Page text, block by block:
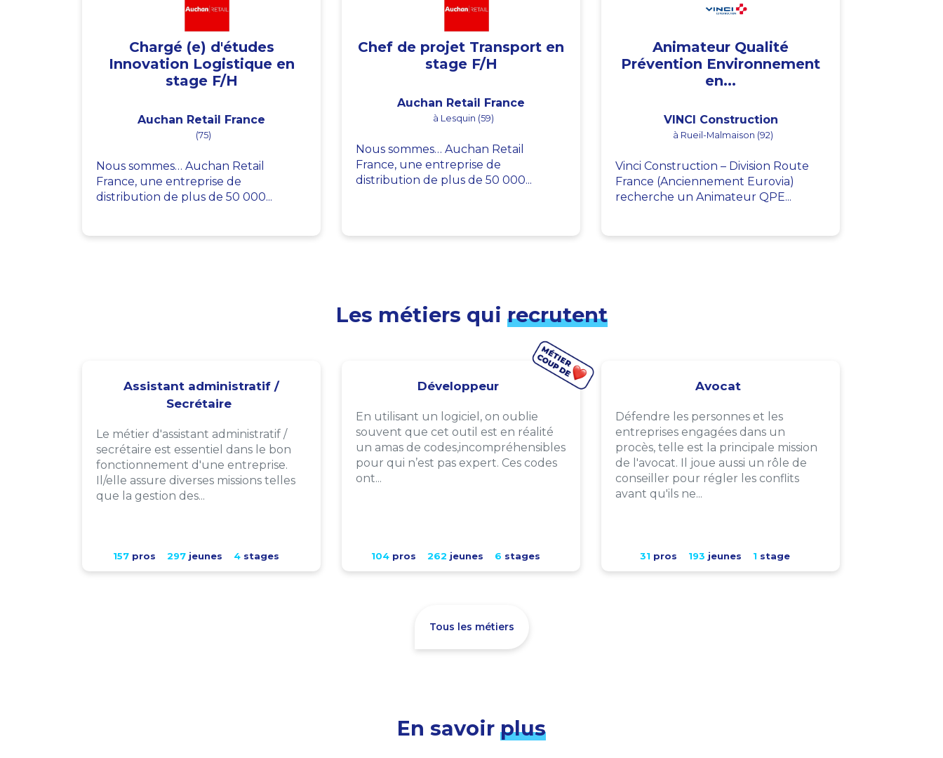
Chargé (e) d'études
Innovation Logistique en
stage F/H
Auchan Retail France
(75)
Nous sommes… Auchan Retail
France, une entreprise de
distribution de plus de 50 000...
Chef de projet Transport en
stage F/H
Auchan Retail France
à Lesquin (59)
Nous sommes… Auchan Retail
France, une entreprise de
distribution de plus de 50 000...
Animateur Qualité
Prévention Environnement
en...
VINCI Construction
à Rueil-Malmaison (92)
Vinci Construction – Division Route
France (Anciennement Eurovia)
recherche un Animateur QPE...
Les métiers qui recrutent
Assistant administratif /
Secrétaire
Le métier d'assistant administratif /
secrétaire est essentiel dans le bon
fonctionnement d'une entreprise.
Il/elle assure diverses missions telles
que la gestion des...
157pros 297jeunes 4stages
Développeur
En utilisant un logiciel, on oublie
souvent que cet outil est en réalité
un amas de codes,incompréhensibles
pour qui n’est pas expert. Ces codes
ont...
104pros 262 jeunes 6 stages
Avocat
Défendre les personnes et les
entreprises engagées dans un
procès, telle est la principale mission
de l'avocat. Il joue aussi un rôle de
conseiller pour régler les conflits
avant qu'ils ne...
31 pros 193 jeunes 1 stage
Tous les métiers
En savoir plus